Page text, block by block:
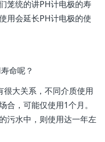
笼统的讲PH计电极的寿
用会延长PH计电极的使
命呢？
很大关系，不同介质使用
合，可能仅使用1个月。
污水中，则使用达一年左